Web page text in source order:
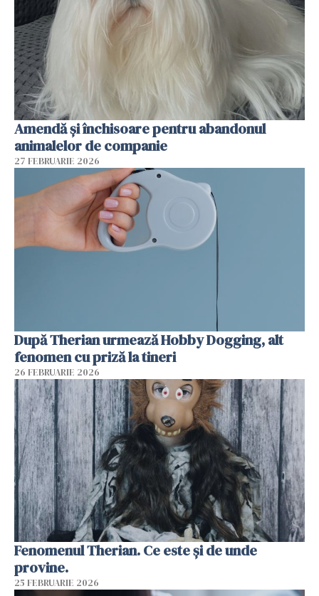
Amendă și închisoare pentru abandonul
animalelor de companie
27 FEBRUARIE 2026
După Therian urmează Hobby Dogging, alt
fenomen cu priză la tineri
26 FEBRUARIE 2026
Fenomenul Therian. Ce este și de unde
provine.
25 FEBRUARIE 2026